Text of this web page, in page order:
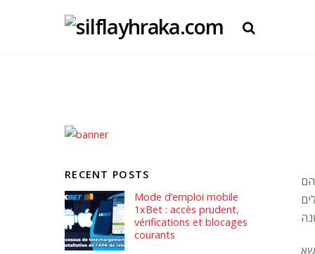
RECENT POSTS
Mode d’emploi mobile
1xBet : accès prudent,
vérifications et blocages
courants